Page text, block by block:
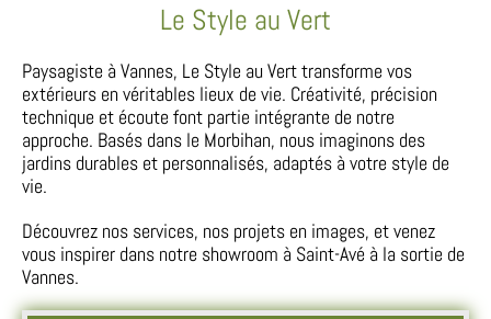
Le Style au Vert
Paysagiste à Vannes, Le Style au Vert transforme vos
extérieurs en véritables lieux de vie. Créativité, précision
technique et écoute font partie intégrante de notre
approche. Basés dans le Morbihan, nous imaginons des
jardins durables et personnalisés, adaptés à votre style de
vie.
Découvrez nos services, nos projets en images, et venez
vous inspirer dans notre showroom à Saint-Avé à la sortie de
Vannes.